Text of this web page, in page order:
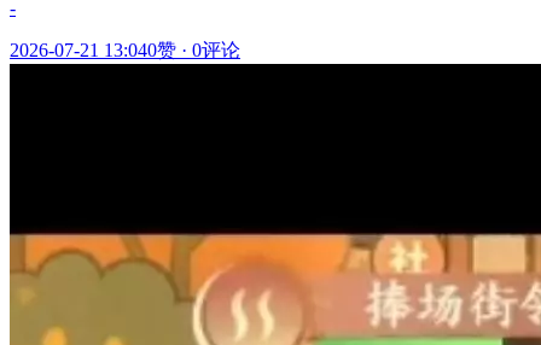
-
2026-07-21 13:040赞 · 0评论